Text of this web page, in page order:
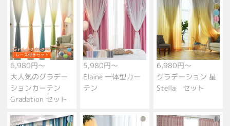
6,980円～
大人気のグラデー
ションカーテン
Gradation セット
5,980円～
Elaine 一体型カー
テン
6,980円～
グラデーション 星
Stella セット